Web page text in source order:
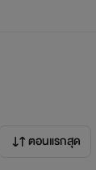
ตอนแรกสุด